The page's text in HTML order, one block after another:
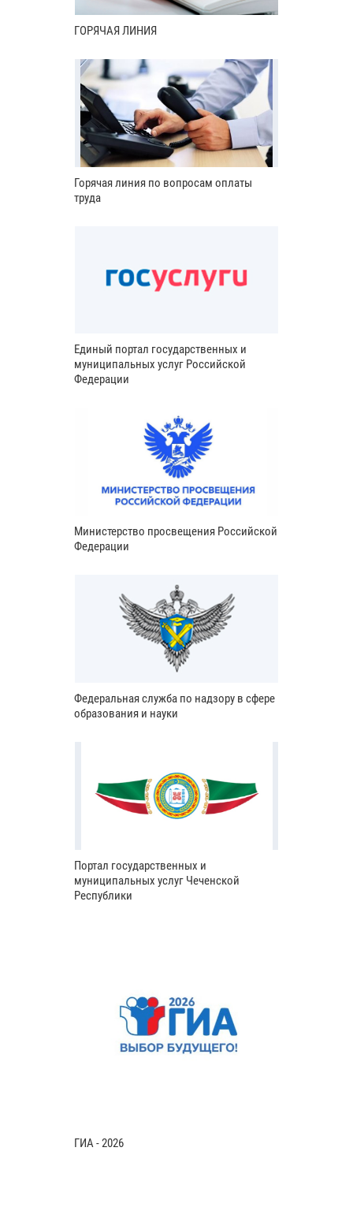
ГОРЯЧАЯ ЛИНИЯ
Горячая линия по вопросам оплаты
труда
Единый портал государственных и
муниципальных услуг Российской
Федерации
Министерство просвещения Российской
Федерации
Федеральная служба по надзору в сфере
образования и науки
Портал государственных и
муниципальных услуг Чеченской
Республики
ГИА - 2026